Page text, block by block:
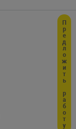
Предложить работу